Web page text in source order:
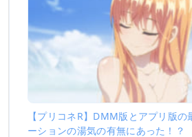
【プリコネR】DMM版とアプリ版の
ーションの湯気の有無にあった！？